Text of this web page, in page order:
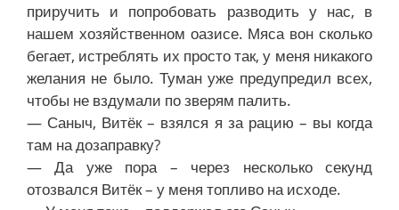
приручить и попробовать разводить у нас, в
нашем хозяйственном оазисе. Мяса вон сколько
бегает, истреблять их просто так, у меня никакого
желания не было. Туман уже предупредил всех,
чтобы не вздумали по зверям палить.
— Саныч, Витёк – взялся я за рацию – вы когда
там на дозаправку?
— Да уже пора – через несколько секунд
отозвался Витёк – у меня топливо на исходе.